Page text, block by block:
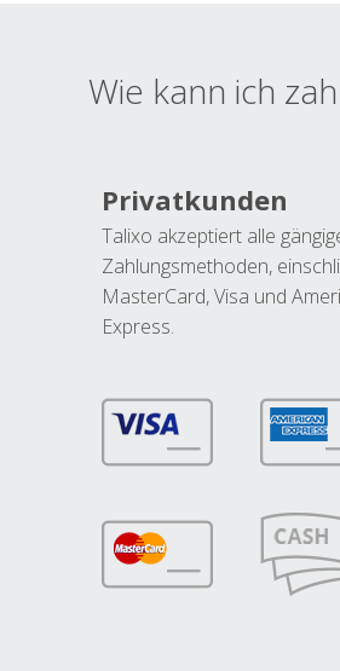
Wie kann ich
Privatkunden
Talixo akzeptiert alle
Zahlungsmethoden,
MasterCard, Visa und
Express.